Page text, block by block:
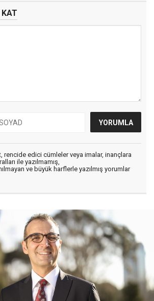
rencide edici cümleler veya imalar, inançlara
ile yazılmamış,
ve büyük harflerle yazılmış yorumlar